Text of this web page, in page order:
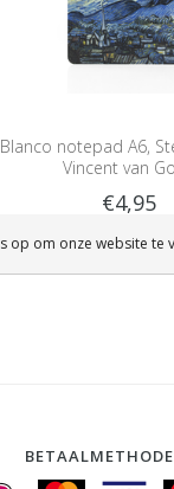
Blanco notepad A6,
Vincent van
€4,95
op om onze website te